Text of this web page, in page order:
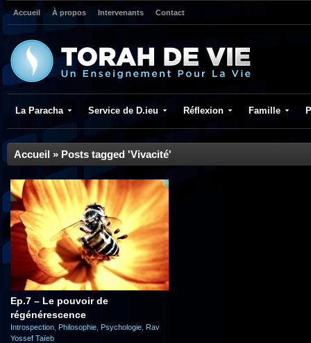
Accueil À propos Intervenants Contact
La Paracha Service de D.ieu Réflexion Famille
Accueil » Posts tagged 'Vivacité'
Ep.7 – Le pouvoir de
régénérescence
Introspection Philosophie Psychologie Rav
Yossef Taïeb